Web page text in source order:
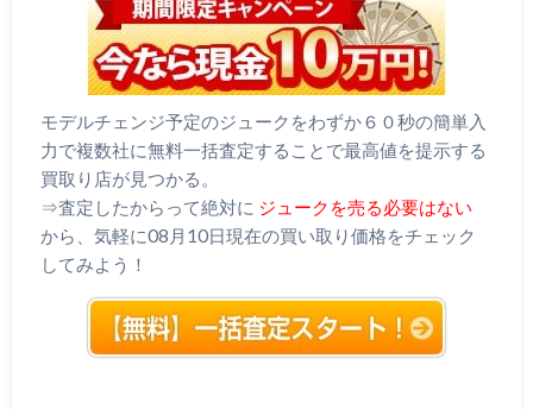
モデルチェンジ予定のジュークをわずか６０秒の簡単入
力で複数社に無料一括査定することで最高値を提示する
買取り店が見つかる。
⇒査定したからって絶対に ジュークを売る必要はない
から、気軽に08月10日現在の買い取り価格をチェック
してみよう！